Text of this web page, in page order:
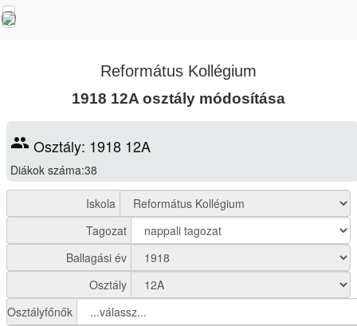
Református Kollégium
1918 12A osztály módosítása
group Osztály: 1918 12A
Diákok száma:38
Iskola
Tagozat
Ballagási év
Osztály
Osztályfőnők